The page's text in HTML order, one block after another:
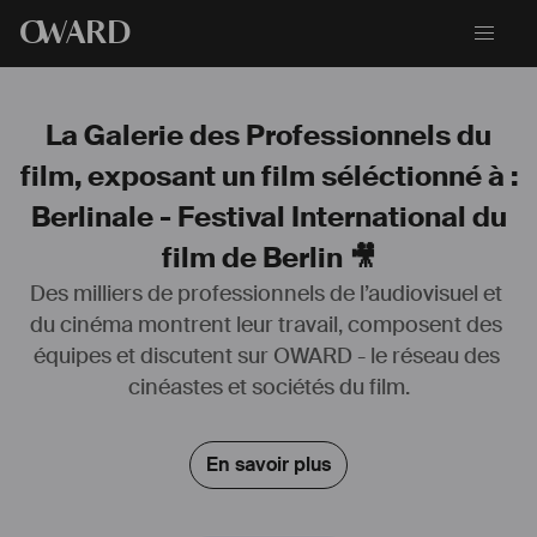
OWARD
La Galerie des Professionnels du
film, exposant un film séléctionné à :
Berlinale - Festival International du
film de Berlin 🎥
Des milliers de professionnels de l’audiovisuel et
du cinéma montrent leur travail, composent des
équipes et discutent sur OWARD - le réseau des
cinéastes et sociétés du film.
En savoir plus
2017
GRETA La Martinière, Lyon
Infographiste Metteur en page
Ecole Supérieure des Etudes Cinématographique
Paris / Diplôme de l’école ESEC